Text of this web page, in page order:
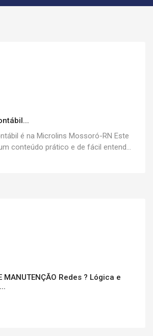
é na Microlins Mossoró-RN Este
conteúdo prático e de fácil entend...
MANUTENÇÃO Redes ? Lógica e